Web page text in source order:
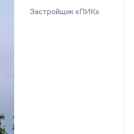
Застройщик «ПИК»